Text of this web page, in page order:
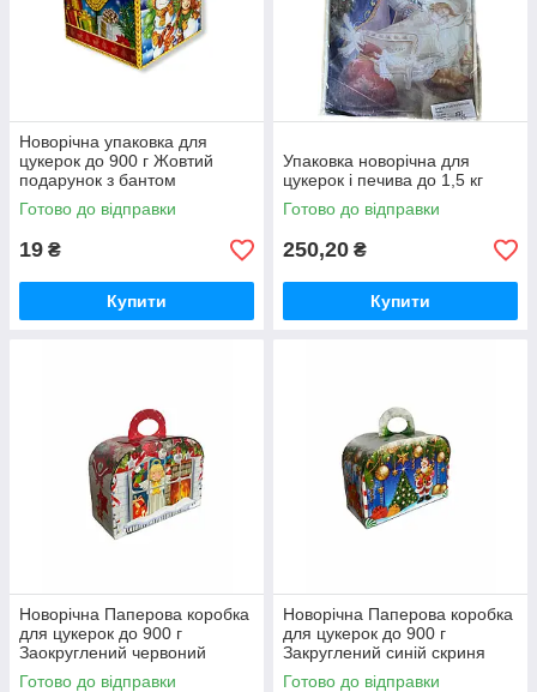
Новорічна упаковка для
цукерок до 900 г Жовтий
подарунок з бантом
Готово до відправки
19 ₴
Купити
Упаковка новорічна для
цукерок і печива до 1,5 кг
Готово до відправки
250,20 ₴
Купити
Новорічна Паперова коробка
для цукерок до 900 г
Заокруглений червоний
скриня
Готово до відправки
Новорічна Паперова коробка
для цукерок до 900 г
Закруглений синій скриня
Готово до відправки